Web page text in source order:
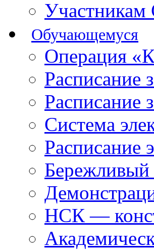
Обучающемуся
Операция
Расписание
Расписание
Система
Расписание
Бережливый
НСК —